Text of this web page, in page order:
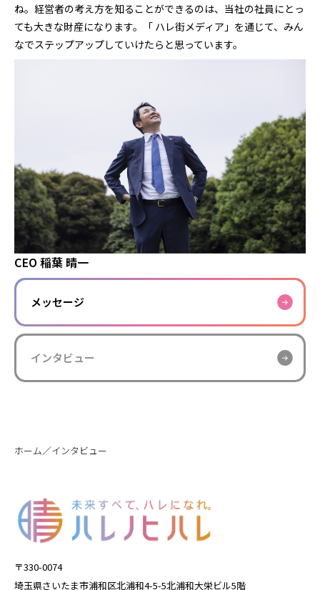
ね。経営者の考え方を知ることができるのは、当社の社員にとっ
ても大きな財産になります。「 ハレ街メディア」を通じて、みん
なでステップアップしていけたらと思っています。
CEO 稲葉 晴一
メッセージ
インタビュー
ホーム／インタビュー
〒330-0074
埼玉県さいたま市浦和区北浦和4-5-5北浦和大栄ビル5階